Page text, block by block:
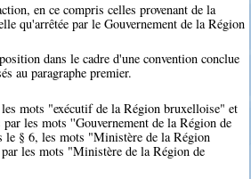
en ce compris celles provenant de la
qu'arrêtée par le Gouvernement de la Région
dans le cadre d'une convention conclue
au paragraphe premier.
mots "exécutif de la Région bruxelloise" et
les mots ''Gouvernement de la Région de
le § 6, les mots "Ministère de la Région
les mots "Ministère de la Région de